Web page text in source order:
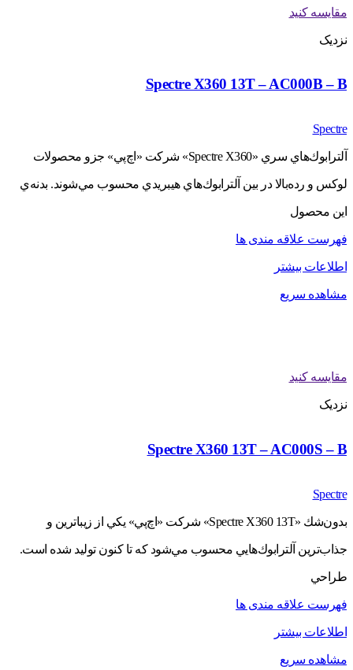
مقایسه کنید
نزدیک
Spectre X360 13T – AC000B – B
Spectre
آلترابوك‌هاي سري «Spectre X360» شركت «اچ‌پي» جزو محصولات
لوكس و رده‌بالا در بين آلترابوك‌هاي هيبريدي محسوب مي‌شوند. بدنه‌ي
اين محصول
فهرست علاقه مندی ها
اطلاعات بیشتر
مشاهده سریع
مقایسه کنید
نزدیک
Spectre X360 13T – AC000S – B
Spectre
بدون‌شك «Spectre X360 13T» شركت «اچ‌پي» يكي از زيباترين و
جذاب‌ترين آلترابوك‌هايي محسوب مي‌شود كه تا كنون توليد شده است.
طراحي
فهرست علاقه مندی ها
اطلاعات بیشتر
مشاهده سریع